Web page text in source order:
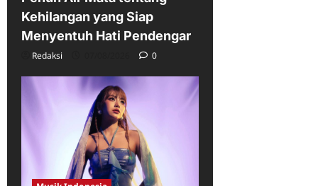
Kehilangan yang Siap
Menyentuh Hati Pendengar
Redaksi 0